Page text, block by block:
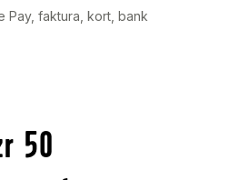
Pay, faktura, kort, bank
50